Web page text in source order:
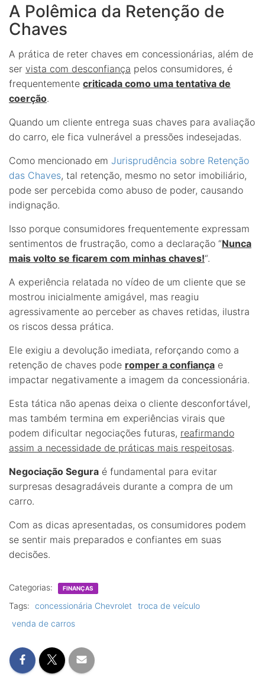
A Polêmica da Retenção de
Chaves
A prática de reter chaves em concessionárias, além de
ser vista com desconfiança pelos consumidores, é
frequentemente criticada como uma tentativa de
coerção.
Quando um cliente entrega suas chaves para avaliação
do carro, ele fica vulnerável a pressões indesejadas.
Como mencionado em Jurisprudência sobre Retenção
das Chaves, tal retenção, mesmo no setor imobiliário,
pode ser percebida como abuso de poder, causando
indignação.
Isso porque consumidores frequentemente expressam
sentimentos de frustração, como a declaração “Nunca
mais volto se ficarem com minhas chaves!“.
A experiência relatada no vídeo de um cliente que se
mostrou inicialmente amigável, mas reagiu
agressivamente ao perceber as chaves retidas, ilustra
os riscos dessa prática.
Ele exigiu a devolução imediata, reforçando como a
retenção de chaves pode romper a confiança e
impactar negativamente a imagem da concessionária.
Esta tática não apenas deixa o cliente desconfortável,
mas também termina em experiências virais que
podem dificultar negociações futuras, reafirmando
assim a necessidade de práticas mais respeitosas.
Negociação Segura é fundamental para evitar
surpresas desagradáveis durante a compra de um
carro.
Com as dicas apresentadas, os consumidores podem
se sentir mais preparados e confiantes em suas
decisões.
Categorias: FINANÇAS
Tags: concessionária Chevrolet
troca de veículo
venda de carros